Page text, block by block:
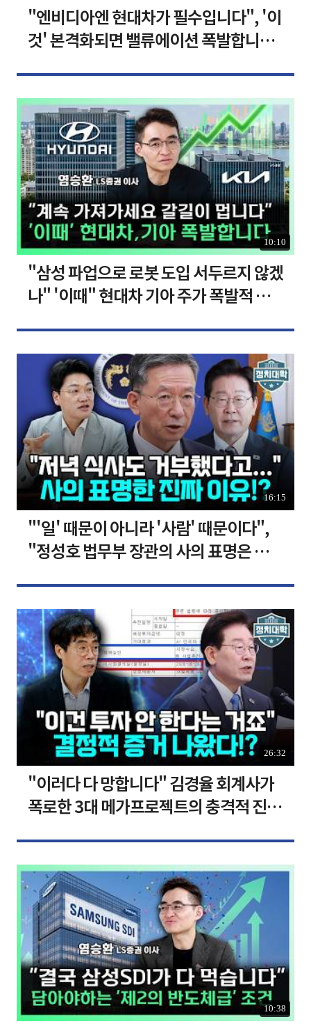
"엔비디아엔 현대차가 필수입니다", '이
것' 본격화되면 밸류에이션 폭발합니다
10:10
"삼성 파업으로 로봇 도입 서두르지 않겠
나" '이때" 현대차 기아 주가 폭발적 성
16:15
"'일' 때문이 아니라 '사람' 때문이다",
"정성호 법무부 장관의 사의 표명은 이재
26:32
"이러다 다 망합니다" 김경율 회계사가
폭로한 3대 메가프로젝트의 충격적 진실
10:38